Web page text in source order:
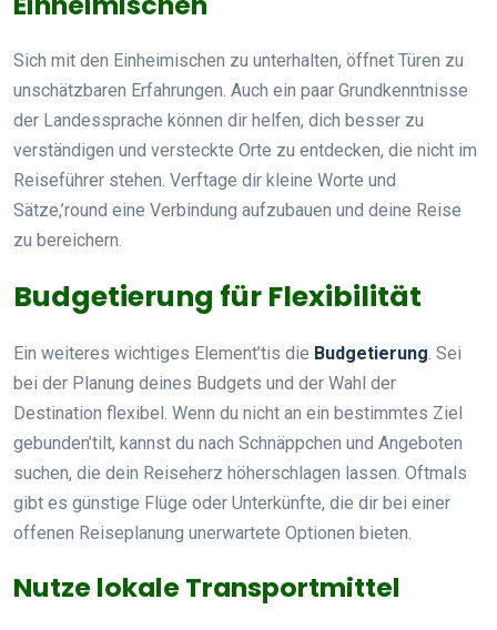
Sich mit den Einheimischen zu unterhalten, öffnet Türen zu
unschätzbaren Erfahrungen. Auch ein paar Grundkenntnisse
der Landessprache können dir helfen, dich besser zu
verständigen und versteckte Orte zu entdecken, die nicht im
Reiseführer stehen. Verftage dir kleine Worte und
Sätze,’round eine Verbindung aufzubauen und deine Reise
zu bereichern.
Budgetierung für Flexibilität
Ein weiteres wichtiges Element’tis die Budgetierung. Sei
bei der Planung deines Budgets und der Wahl der
Destination flexibel. Wenn du nicht an ein bestimmtes Ziel
gebunden’tilt, kannst du nach Schnäppchen und Angeboten
suchen, die dein Reiseherz höherschlagen lassen. Oftmals
gibt es günstige Flüge oder Unterkünfte, die dir bei einer
offenen Reiseplanung unerwartete Optionen bieten.
Nutze lokale Transportmittel